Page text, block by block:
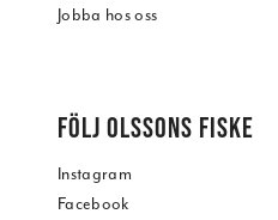
Jobba hos oss
FÖLJ OLSSONS FISKE
Instagram
Facebook